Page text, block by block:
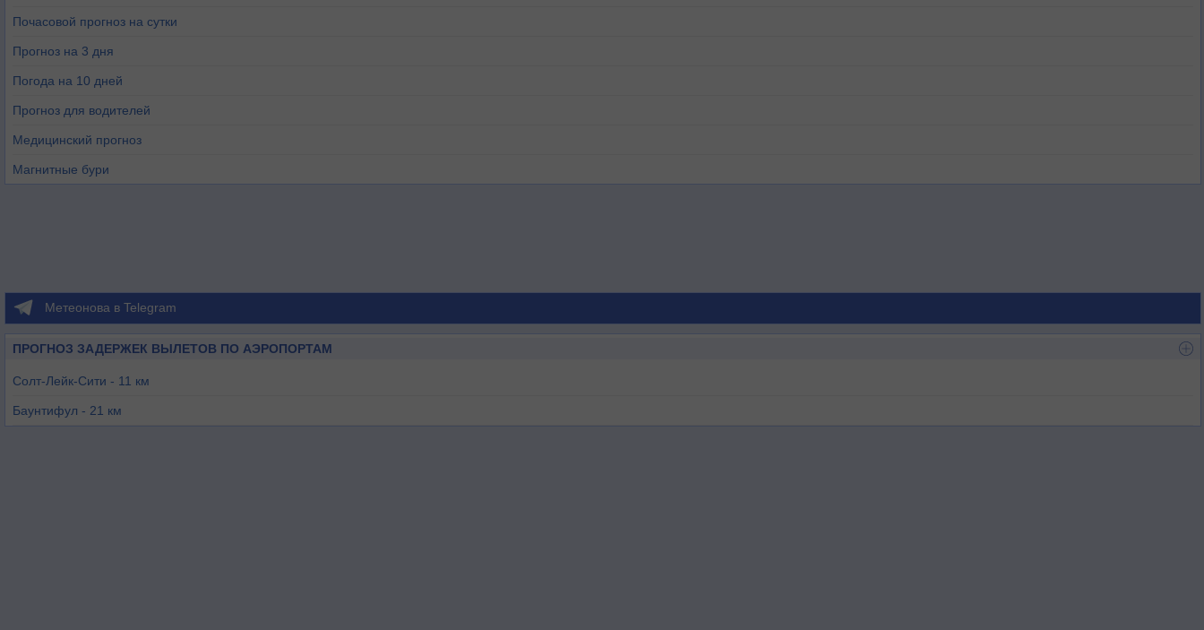
Почасовой прогноз на сутки
Прогноз на 3 дня
Погода на 10 дней
Прогноз для водителей
Медицинский прогноз
Магнитные бури
Метеонова в Telegram
ПРОГНОЗ ЗАДЕРЖЕК ВЫЛЕТОВ ПО АЭРОПОРТАМ
Солт-Лейк-Сити - 11 км
Баунтифул - 21 км